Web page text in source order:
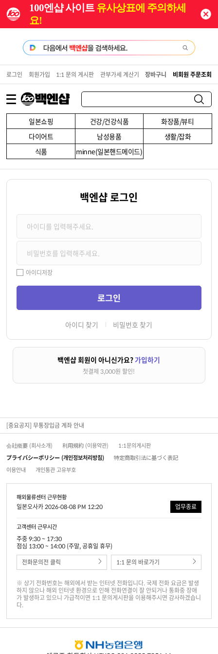
100엔샵 사이트유사상표에 주의하세
요!
일본쇼핑 건강/건강식품
화장품/뷰티
다이어트
남성용품
생활/잡화
식품
minne(일본핸드메이드)
로그인 회원가입 1:1 문의 게시판 관부가세 계산기 장바구니 비회원 주문조회
백엔샵 로그인
아이디저장
아이디 찾기 비밀번호 찾기
백엔샵 회원이 아니신가요?가입하기
첫결제 3,000원 할인!
[중요공지] 무통장입금 계좌 안내
会社概要 (회사소개) 利用規約 (이용약관)
1:1문의게시판
プライバシーポリシー (개인정보처리방침)
特定商取引法に基づく表記
이용안내
개인통관 고유부호
해외물류센터 근무현황
일본오사카 2026-08-08 PM 12:20 업무종료
고객센터 근무시간
주중 9:30 ~ 17:30
점심 13:00 ~ 14:00 (주말, 공휴일 휴무)
전화문의전 클릭
1:1 문의 바로가기
※ 상기 전화번호는 해외에서 받는 인터넷 전화입니다. 국제 전화 요금은 발생
하지 않으나 해외 인터넷 환경으로 인해 전화연결이 잘 안되거나 통화중 장애
가 발생하고 있으니 가급적이면 1:1 문의게시판을 이용해주시면 감사하겠습니
다.